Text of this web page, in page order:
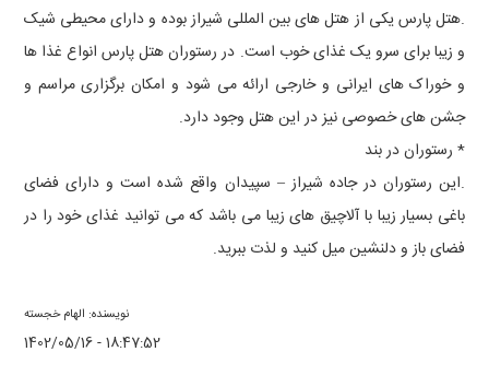
.هتل پارس یکی از هتل های بین المللی شیراز بوده و دارای محیطی شیک
و زیبا برای سرو یک غذای خوب است. در رستوران هتل پارس انواع غذا ها
و خوراک های ایرانی و خارجی ارائه می شود و امکان برگزاری مراسم و
جشن های خصوصی نیز در این هتل وجود دارد.
* رستوران در بند
.این رستوران در جاده شیراز – سپیدان واقع شده است و دارای فضای
باغی بسیار زیبا با آلاچیق های زیبا می باشد که می توانید غذای خود را در
فضای باز و دلنشین میل کنید و لذت ببرید.
نویسنده: الهام خجسته
1402/05/16 - 18:47:52